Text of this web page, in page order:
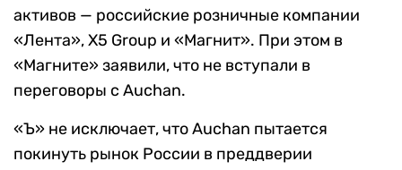
активов — российские розничные компании
«Лента», X5 Group и «Магнит». При этом в
«Магните» заявили, что не вступали в
переговоры с Auchan.
«Ъ» не исключает, что Auchan пытается
покинуть рынок России в преддверии